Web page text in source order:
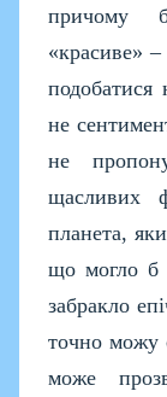
причому
«красиве»
подобатися
не
не
щасливих
планета,
що могло б
забракло
точно можу
може